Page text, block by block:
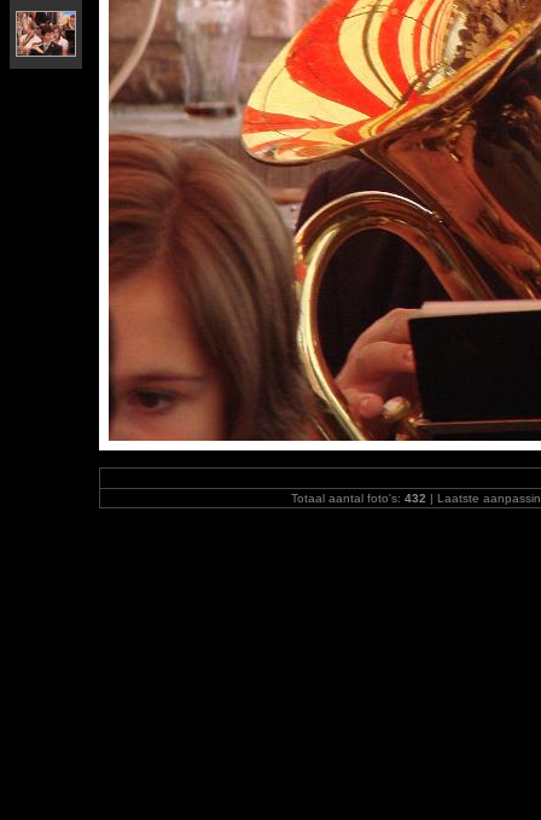
Totaal aantal foto's: 432 | Laatste